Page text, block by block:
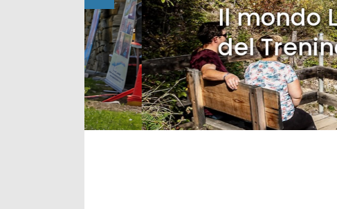
Il mondo
del Trenino